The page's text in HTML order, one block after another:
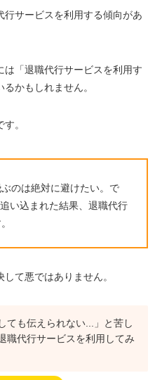
サービスを利用する傾向があ
「退職代行サービスを利用す
かもしれません。
。
のは絶対に避けたい。で
い込まれた結果、退職代行
て悪ではありません。
ても伝えられない...」と苦し
職代行サービスを利用してみ